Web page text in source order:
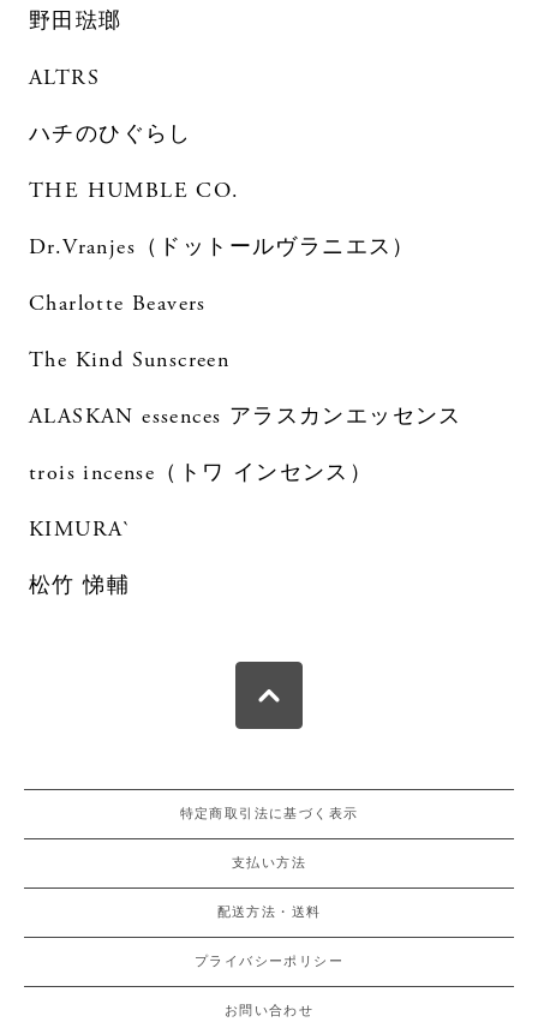
野田琺瑯
ALTRS
ハチのひぐらし
THE HUMBLE CO.
Dr.Vranjes（ドットールヴラニエス）
Charlotte Beavers
The Kind Sunscreen
ALASKAN essences アラスカンエッセンス
trois incense（トワ インセンス）
KIMURA`
松竹 悌輔
特定商取引法に基づく表示
支払い方法
配送方法・送料
プライバシーポリシー
お問い合わせ